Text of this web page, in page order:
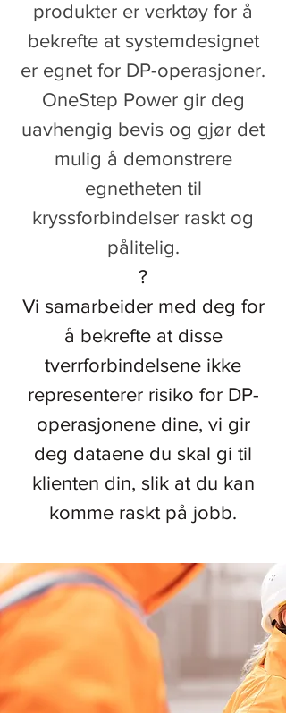
produkter er verktøy for å
bekrefte at systemdesignet
er egnet for DP-operasjoner.
OneStep Power gir deg
uavhengig bevis og gjør det
mulig å demonstrere
egnetheten til
kryssforbindelser raskt og
pålitelig.
?
Vi samarbeider med deg for
å bekrefte at disse
tverrforbindelsene ikke
representerer risiko for DP-
operasjonene dine, vi gir
deg dataene du skal gi til
klienten din, slik at du kan
komme raskt på jobb.